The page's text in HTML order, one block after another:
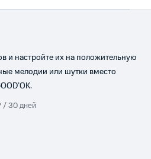
и настройте их на положительную
мелодии или шутки вместо
/ 30 дней